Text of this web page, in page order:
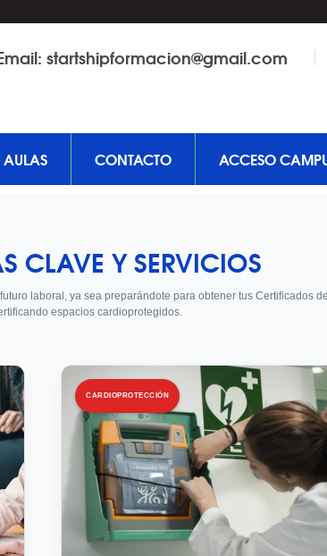
startshipformacion@gmail.com
AULAS CONTACTO ACCESO
CLAVE Y SERVICIOS
laboral, ya sea preparándote para obtener tus Certificados de
espacios cardioprotegidos.
CARDIOPROTECCIÓN